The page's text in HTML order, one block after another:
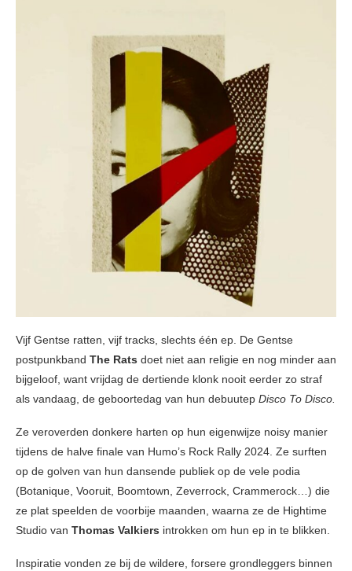
Vijf Gentse ratten, vijf tracks, slechts één ep. De Gentse
postpunkband The Rats doet niet aan religie en nog minder aan
bijgeloof, want vrijdag de dertiende klonk nooit eerder zo straf
als vandaag, de geboortedag van hun debuutep Disco To Disco.
Ze veroverden donkere harten op hun eigenwijze noisy manier
tijdens de halve finale van Humo’s Rock Rally 2024. Ze surften
op de golven van hun dansende publiek op de vele podia
(Botanique, Vooruit, Boomtown, Zeverrock, Crammerock…) die
ze plat speelden de voorbije maanden, waarna ze de Hightime
Studio van Thomas Valkiers introkken om hun ep in te blikken.
Inspiratie vonden ze bij de wildere, forsere grondleggers binnen